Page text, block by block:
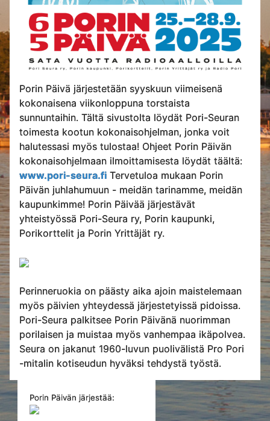
Porin Päivä järjestetään syyskuun viimeisenä
kokonaisena viikonloppuna torstaista
sunnuntaihin. Tältä sivustolta löydät Pori-Seuran
toimesta kootun kokonaisohjelman, jonka voit
halutessasi myös tulostaa! Ohjeet Porin Päivän
kokonaisohjelmaan ilmoittamisesta löydät täältä:
www.pori-seura.fi Tervetuloa mukaan Porin
Päivän juhlahumuun - meidän tarinamme, meidän
kaupunkimme! Porin Päivää järjestävät
yhteistyössä Pori-Seura ry, Porin kaupunki,
Porikorttelit ja Porin Yrittäjät ry.
Perinneruokia on päästy aika ajoin maistelemaan
myös päivien yhteydessä järjestetyissä pidoissa.
Pori-Seura palkitsee Porin Päivänä nuorimman
porilaisen ja muistaa myös vanhempaa ikäpolvea.
Seura on jakanut 1960-luvun puolivälistä Pro Pori
-mitalin kotiseudun hyväksi tehdystä työstä.
Porin Päivän järjestää: